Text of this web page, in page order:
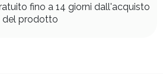
fino a 14 giorni dall'acquisto
del prodotto